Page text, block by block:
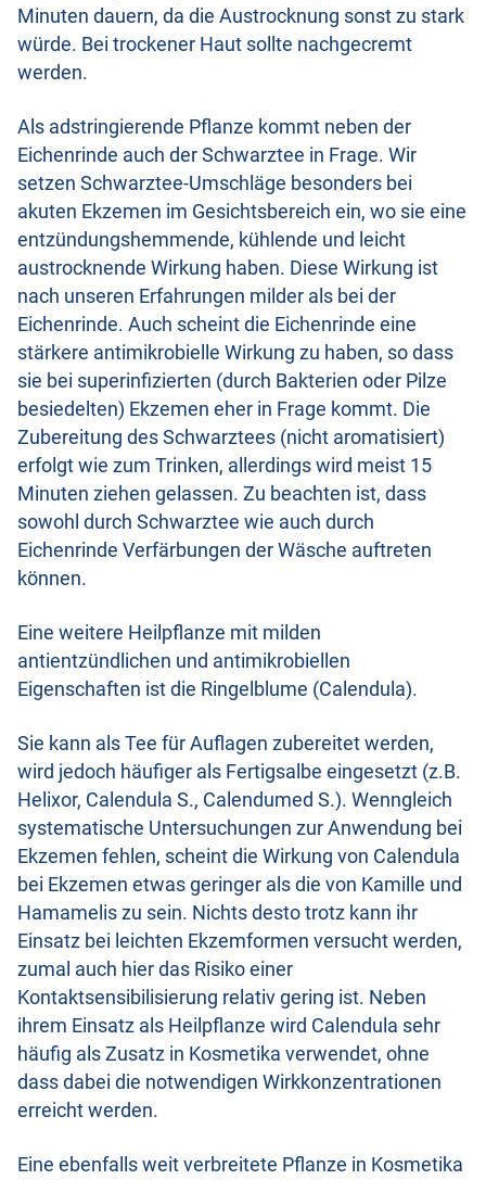
Minuten dauern, da die Austrocknung sonst zu stark
würde. Bei trockener Haut sollte nachgecremt
werden.
Als adstringierende Pflanze kommt neben der
Eichenrinde auch der Schwarztee in Frage. Wir
setzen Schwarztee-Umschläge besonders bei
akuten Ekzemen im Gesichtsbereich ein, wo sie eine
entzündungshemmende, kühlende und leicht
austrocknende Wirkung haben. Diese Wirkung ist
nach unseren Erfahrungen milder als bei der
Eichenrinde. Auch scheint die Eichenrinde eine
stärkere antimikrobielle Wirkung zu haben, so dass
sie bei superinfizierten (durch Bakterien oder Pilze
besiedelten) Ekzemen eher in Frage kommt. Die
Zubereitung des Schwarztees (nicht aromatisiert)
erfolgt wie zum Trinken, allerdings wird meist 15
Minuten ziehen gelassen. Zu beachten ist, dass
sowohl durch Schwarztee wie auch durch
Eichenrinde Verfärbungen der Wäsche auftreten
können.
Eine weitere Heilpflanze mit milden
antientzündlichen und antimikrobiellen
Eigenschaften ist die Ringelblume (Calendula).
Sie kann als Tee für Auflagen zubereitet werden,
wird jedoch häufiger als Fertigsalbe eingesetzt (z.B.
Helixor, Calendula S., Calendumed S.). Wenngleich
systematische Untersuchungen zur Anwendung bei
Ekzemen fehlen, scheint die Wirkung von Calendula
bei Ekzemen etwas geringer als die von Kamille und
Hamamelis zu sein. Nichts desto trotz kann ihr
Einsatz bei leichten Ekzemformen versucht werden,
zumal auch hier das Risiko einer
Kontaktsensibilisierung relativ gering ist. Neben
ihrem Einsatz als Heilpflanze wird Calendula sehr
häufig als Zusatz in Kosmetika verwendet, ohne
dass dabei die notwendigen Wirkkonzentrationen
erreicht werden.
Eine ebenfalls weit verbreitete Pflanze in Kosmetika